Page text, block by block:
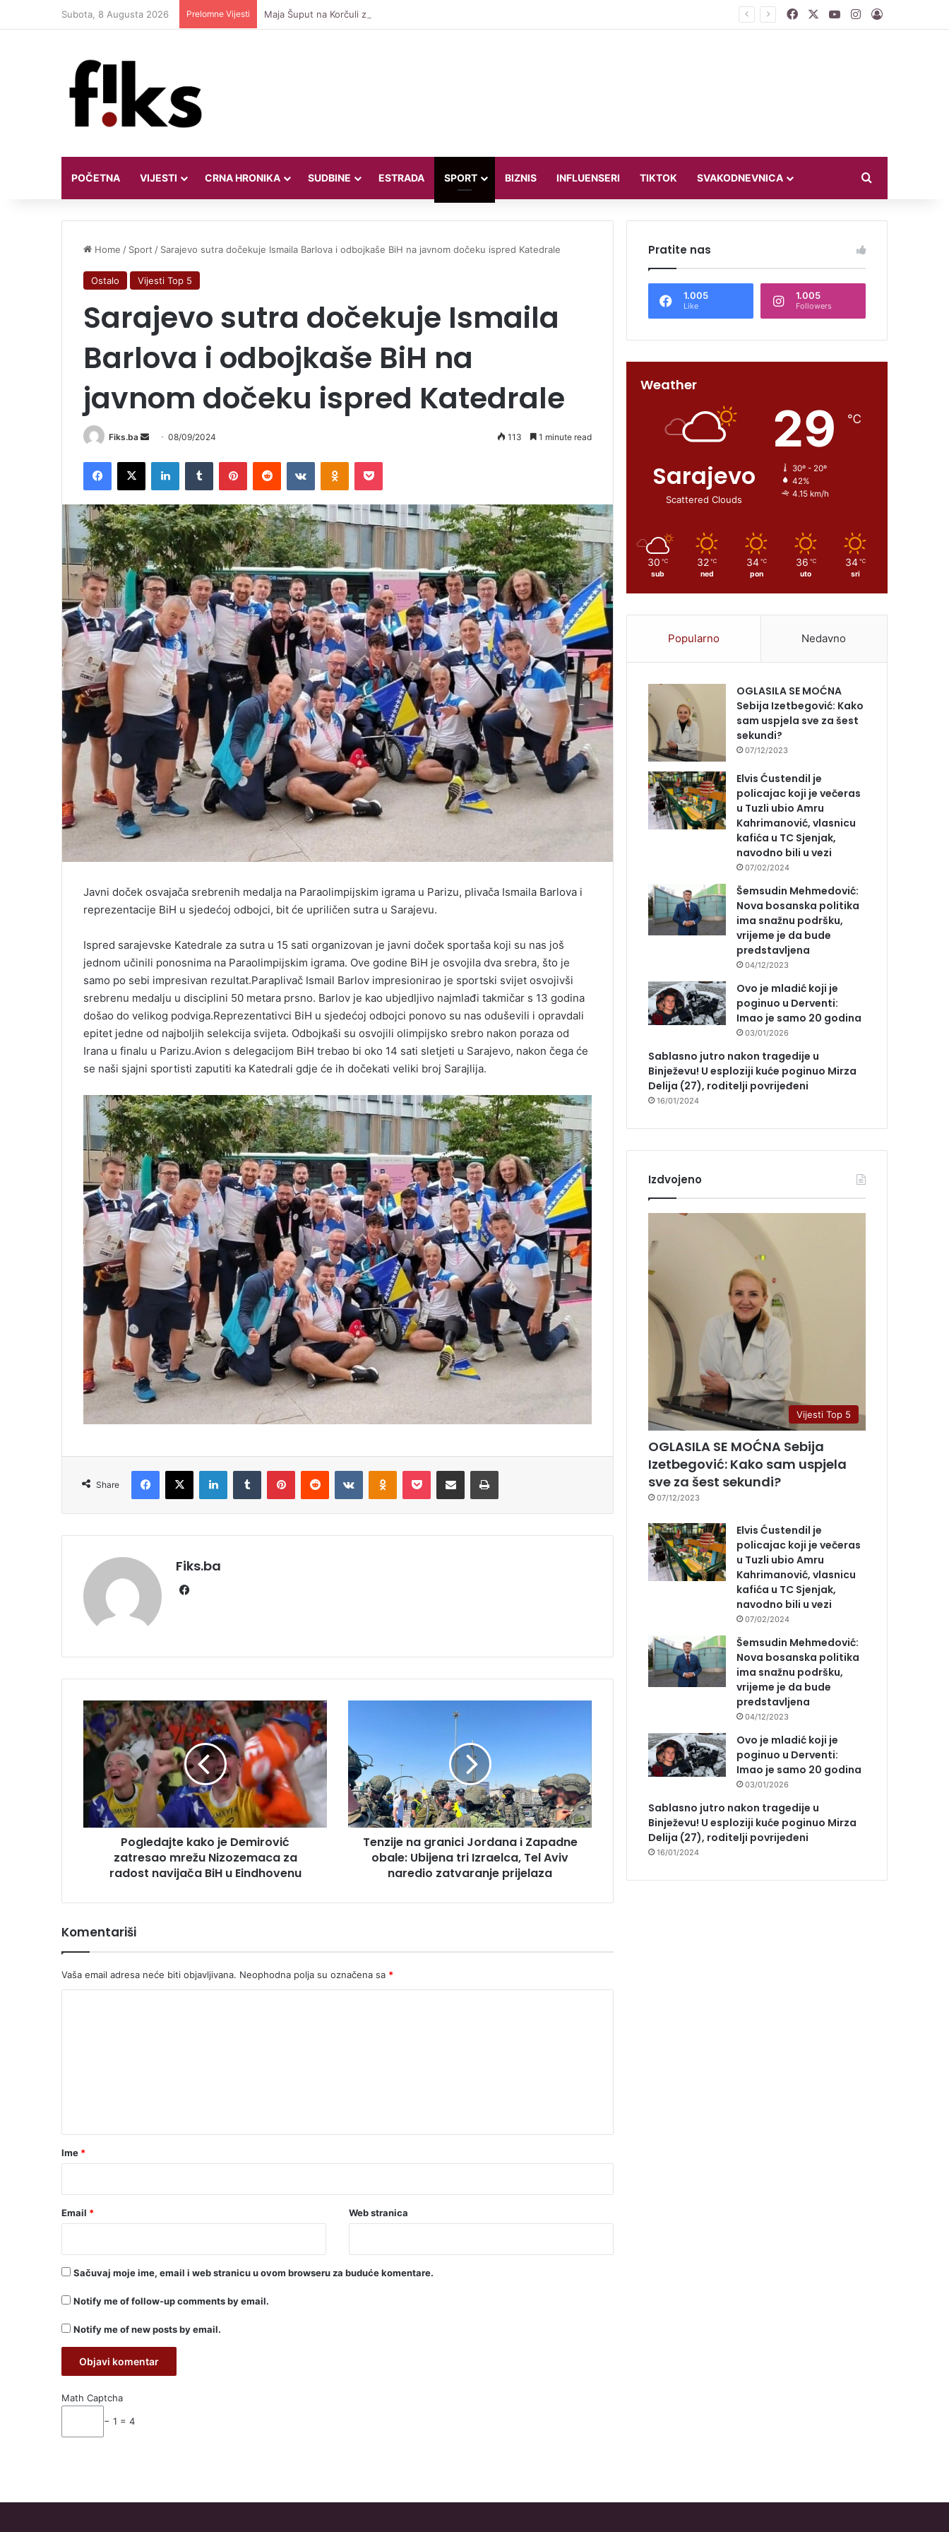
Subota, 8 Augusta 2026 Prelomne Vijesti Maja Šuput na Korčuli zablistala u kombinaciji vrijednoj oko 3.500 eura FacebookYouTubeInstagram
Log In
POČETNA VIJESTI CRNA HRONIKA SUDBINE ESTRADA SPORT BIZNIS INFLUENSERI TIKTOK SVAKODNEVNICA
Home / Sport / Sarajevo sutra dočekuje Ismaila Barlova i odbojkaše BiH na javnom dočeku ispred Katedrale
Ostalo Vijesti Top 5
Sarajevo sutra dočekuje Ismaila
Barlova i odbojkaše BiH na
javnom dočeku ispred Katedrale
Fiks.ba
Send
email
08/09/2024 113 1 minute read
Facebook
X LinkedInTumblr PinterestReddit VKontakteOdnoklassniki
Pocket
Javni doček osvajača srebrenih medalja na Paraolimpijskim igrama u Parizu, plivača Ismaila Barlova i
reprezentacije BiH u sjedećoj odbojci, bit će upriličen sutra u Sarajevu.
Ispred sarajevske Katedrale za sutra u 15 sati organizovan je javni doček sportaša koji su nas još
jednom učinili ponosnima na Paraolimpijskim igrama. Ove godine BiH je osvojila dva srebra, što je
samo po sebi impresivan rezultat.Paraplivač Ismail Barlov impresionirao je sportski svijet osvojivši
srebrenu medalju u disciplini 50 metara prsno. Barlov je kao ubjedljivo najmlađi takmičar s 13 godina
došao do velikog podviga.Reprezentativci BiH u sjedećoj odbojci ponovo su nas oduševili i opravdali
epitet jedne od najboljih selekcija svijeta. Odbojkaši su osvojili olimpijsko srebro nakon poraza od
Irana u finalu u Parizu.Avion s delegacijom BiH trebao bi oko 14 sati sletjeti u Sarajevo, nakon čega će
se naši sjajni sportisti zaputiti ka Katedrali gdje će ih dočekati veliki broj Sarajlija.
Share
Facebook
X LinkedInTumblr PinterestReddit VKontakteOdnoklassniki
Pocket Share via Email Print
Fiks.ba
Pogledajte
kako
je
Demirović
zatresao
mrežu
Nizozemaca
radost
Pogledajte kako je Demirović
zatresao mrežu Nizozemaca za
radost navijača BiH u Eindhovenu
Jordana
i
Zapadne
obale:
Ubijena
tri
Izraelca,
zatvaranje
Tenzije na granici Jordana i Zapadne
obale: Ubijena tri Izraelca, Tel Aviv
naredio zatvaranje prijelaza
Komentariši
Vaša email adresa neće biti objavljivana. Neophodna polja su označena sa *
r
Ime *
Email * Web stranica
Sačuvaj moje ime, email i web stranicu u ovom browseru za buduće komentare.
Notify me of follow-up comments by email.
Notify me of new posts by email.
Math Captcha
− 1 = 4
Pratite nas
1.005
Like
1.005
Followers
Weather
Sarajevo
Scattered Clouds
29 ℃
30º - 20º
42%
4.15 km/h
30 ℃
sub
32 ℃
ned
34 ℃
pon
36 ℃
uto
34 ℃
sri
Popularno Nedavno
OGLASILA SE MOĆNA
Sebija Izetbegović: Kako
sam uspjela sve za šest
sekundi?
07/12/2023
Elvis Ćustendil je
policajac koji je večeras
u Tuzli ubio Amru
Kahrimanović, vlasnicu
kafića u TC Sjenjak,
navodno bili u vezi
07/02/2024
Šemsudin Mehmedović:
Nova bosanska politika
ima snažnu podršku,
vrijeme je da bude
predstavljena
04/12/2023
Ovo je mladić koji je
poginuo u Derventi:
Imao je samo 20 godina
03/01/2026
Sablasno jutro nakon tragedije u
Binježevu! U esploziji kuće poginuo Mirza
Delija (27), roditelji povrijeđeni
16/01/2024
Izdvojeno
Vijesti Top 5
OGLASILA SE MOĆNA Sebija
Izetbegović: Kako sam uspjela
sve za šest sekundi?
07/12/2023
Elvis Ćustendil je
policajac koji je večeras
u Tuzli ubio Amru
Kahrimanović, vlasnicu
kafića u TC Sjenjak,
navodno bili u vezi
07/02/2024
Šemsudin Mehmedović:
Nova bosanska politika
ima snažnu podršku,
vrijeme je da bude
predstavljena
04/12/2023
Ovo je mladić koji je
poginuo u Derventi:
Imao je samo 20 godina
03/01/2026
Sablasno jutro nakon tragedije u
Binježevu! U esploziji kuće poginuo Mirza
Delija (27), roditelji povrijeđeni
16/01/2024